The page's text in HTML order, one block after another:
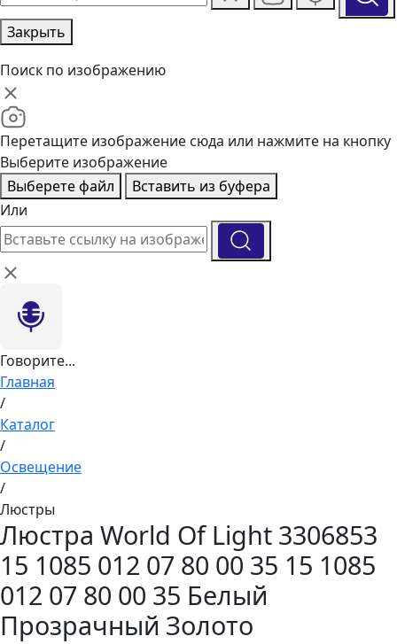
Закрыть
Поиск по изображению
Перетащите изображение сюда или нажмите на кнопку
Выберите изображение
Выберете файл
Вставить из буфера
Или
Говорите...
Главная
/
Каталог
/
Освещение
/
Люстры
Люстра World Of Light 3306853
15 1085 012 07 80 00 35 15 1085
012 07 80 00 35 Белый
Прозрачный Золото